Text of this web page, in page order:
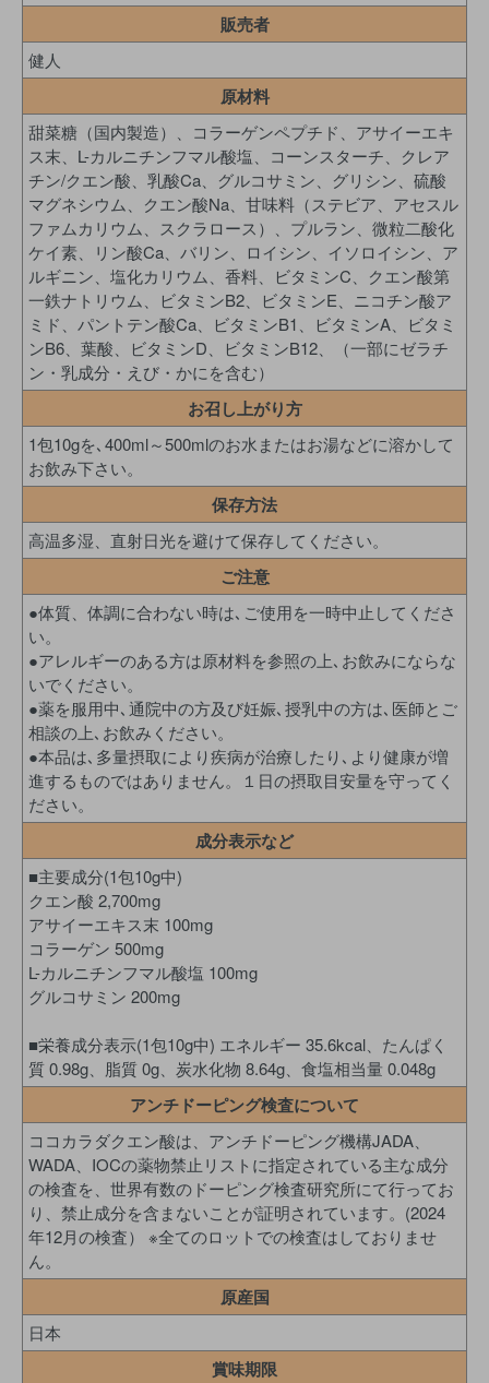
販売者
健人
原材料
甜菜糖（国内製造）、コラーゲンペプチド、アサイーエキ
ス末、L-カルニチンフマル酸塩、コーンスターチ、クレア
チン/クエン酸、乳酸Ca、グルコサミン、グリシン、硫酸
マグネシウム、クエン酸Na、甘味料（ステビア、アセスル
ファムカリウム、スクラロース）、プルラン、微粒二酸化
ケイ素、リン酸Ca、バリン、ロイシン、イソロイシン、ア
ルギニン、塩化カリウム、香料、ビタミンC、クエン酸第
一鉄ナトリウム、ビタミンB2、ビタミンE、ニコチン酸ア
ミド、パントテン酸Ca、ビタミンB1、ビタミンA、ビタミ
ンB6、葉酸、ビタミンD、ビタミンB12、（一部にゼラチ
ン・乳成分・えび・かにを含む）
お召し上がり方
1包10gを､400ml～500mlのお水またはお湯などに溶かして
お飲み下さい。
保存方法
高温多湿、直射日光を避けて保存してください。
ご注意
●体質、体調に合わない時は､ご使用を一時中止してくださ
い。
●アレルギーのある方は原材料を参照の上､お飲みにならな
いでください。
●薬を服用中､通院中の方及び妊娠､授乳中の方は､医師とご
相談の上､お飲みください。
●本品は､多量摂取により疾病が治療したり､より健康が増
進するものではありません。１日の摂取目安量を守ってく
ださい。
成分表示など
■主要成分(1包10g中)
クエン酸 2,700mg
アサイーエキス末 100mg
コラーゲン 500mg
L-カルニチンフマル酸塩 100mg
グルコサミン 200mg
■栄養成分表示(1包10g中) エネルギー 35.6kcal、たんぱく
質 0.98g、脂質 0g、炭水化物 8.64g、食塩相当量 0.048g
アンチドーピング検査について
ココカラダクエン酸は、アンチドーピング機構JADA、
WADA、IOCの薬物禁止リストに指定されている主な成分
の検査を、世界有数のドーピング検査研究所にて行ってお
り、禁止成分を含まないことが証明されています。(2024
年12月の検査） ※全てのロットでの検査はしておりませ
ん。
原産国
日本
賞味期限